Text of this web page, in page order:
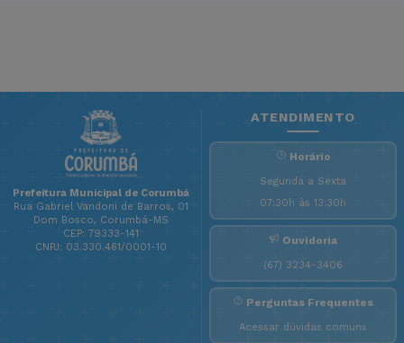
Prefeitura Municipal de Corumbá
Rua Gabriel Vandoni de Barros, 01
Dom Bosco, Corumbá-MS
CEP: 79333-141
CNPJ: 03.330.461/0001-10
ATENDIMENTO
Horário
Segunda a Sexta
07:30h às 13:30h
Ouvidoria
(67) 3234-3406
Perguntas Frequentes
Acessar dúvidas comuns